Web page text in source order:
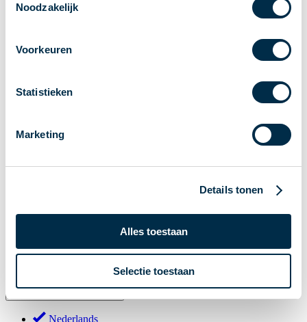
Noodzakelijk
Voorkeuren
Statistieken
Marketing
Details tonen
Alles toestaan
Selectie toestaan
Vereniging
Partners en stakeholders
Lidmaatschap
Consultaties
Begrippenlijst
Nederlands